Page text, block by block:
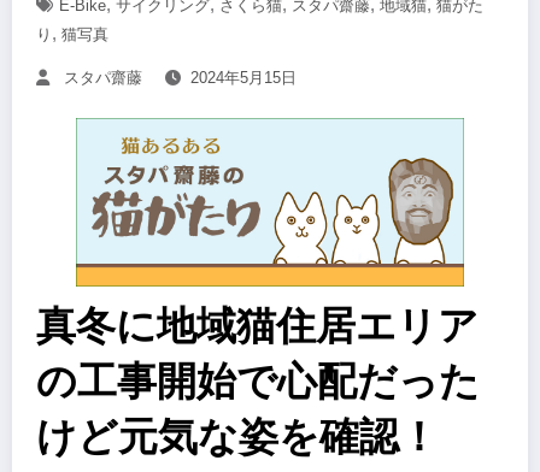
E-Bike, サイクリング, さくら猫, スタパ齋藤, 地域猫, 猫がた
り , 猫写真
スタパ齋藤 2024年5月15日
真冬に地域猫住居エリア
の工事開始で心配だった
けど元気な姿を確認！